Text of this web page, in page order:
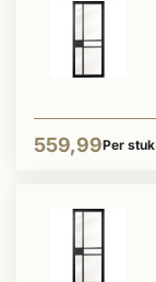
559,99Per stuk